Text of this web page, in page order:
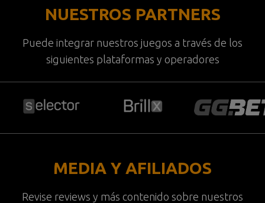
NUESTROS PARTNERS
Puede integrar nuestros juegos a través de los
siguientes plataformas y operadores
MEDIA Y AFILIADOS
Revise reviews y más contenido sobre nuestros